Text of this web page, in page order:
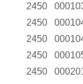
2450
2450
2450
2450
2450